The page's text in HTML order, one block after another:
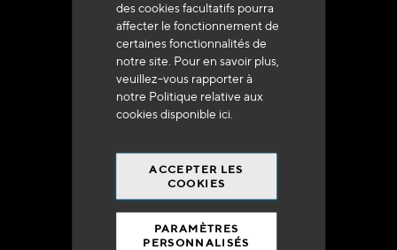
des cookies facultatifs pourra
affecter le fonctionnement de
certaines fonctionnalités de
notre site. Pour en savoir plus,
veuillez-vous rapporter à
notre Politique relative aux
cookies disponible ici
ACCEPTER LES
COOKIES
PARAMÈTRES
PERSONNALISÉS
Franco de port
à 250 euros*
90% du catalogue
en disponibilité
immédiate